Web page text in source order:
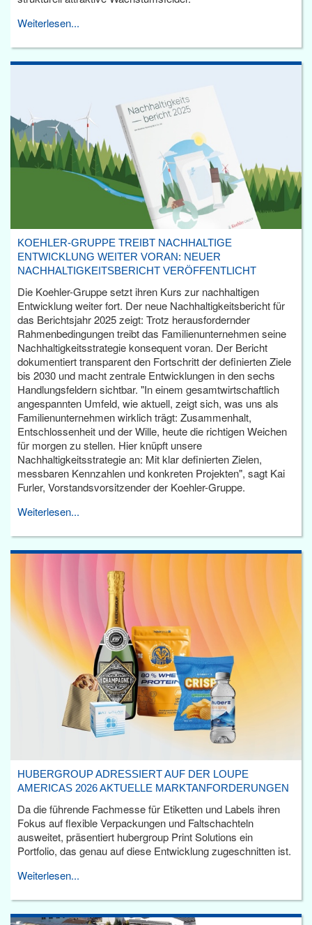
Weiterlesen...
KOEHLER-GRUPPE TREIBT NACHHALTIGE
ENTWICKLUNG WEITER VORAN: NEUER
NACHHALTIGKEITSBERICHT VERÖFFENTLICHT
Die Koehler-Gruppe setzt ihren Kurs zur nachhaltigen
Entwicklung weiter fort. Der neue Nachhaltigkeitsbericht für
das Berichtsjahr 2025 zeigt: Trotz herausfordernder
Rahmenbedingungen treibt das Familienunternehmen seine
Nachhaltigkeitsstrategie konsequent voran. Der Bericht
dokumentiert transparent den Fortschritt der definierten Ziele
bis 2030 und macht zentrale Entwicklungen in den sechs
Handlungsfeldern sichtbar. "In einem gesamtwirtschaftlich
angespannten Umfeld, wie aktuell, zeigt sich, was uns als
Familienunternehmen wirklich trägt: Zusammenhalt,
Entschlossenheit und der Wille, heute die richtigen Weichen
für morgen zu stellen. Hier knüpft unsere
Nachhaltigkeitsstrategie an: Mit klar definierten Zielen,
messbaren Kennzahlen und konkreten Projekten", sagt Kai
Furler, Vorstandsvorsitzender der Koehler-Gruppe.
Weiterlesen...
HUBERGROUP ADRESSIERT AUF DER LOUPE
AMERICAS 2026 AKTUELLE MARKTANFORDERUNGEN
Da die führende Fachmesse für Etiketten und Labels ihren
Fokus auf flexible Verpackungen und Faltschachteln
ausweitet, präsentiert hubergroup Print Solutions ein
Portfolio, das genau auf diese Entwicklung zugeschnitten ist.
Weiterlesen...